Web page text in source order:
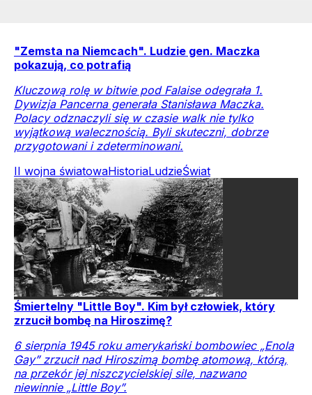
"Zemsta na Niemcach". Ludzie gen. Maczka
pokazują, co potrafią
Kluczową rolę w bitwie pod Falaise odegrała 1.
Dywizja Pancerna generała Stanisława Maczka.
Polacy odznaczyli się w czasie walk nie tylko
wyjątkową walecznością. Byli skuteczni, dobrze
przygotowani i zdeterminowani.
II wojna światowaHistoriaLudzieŚwiat
Śmiertelny "Little Boy". Kim był człowiek, który
zrzucił bombę na Hiroszimę?
6 sierpnia 1945 roku amerykański bombowiec „Enola
Gay” zrzucił nad Hiroszimą bombę atomową, którą,
na przekór jej niszczycielskiej sile, nazwano
niewinnie „Little Boy”.